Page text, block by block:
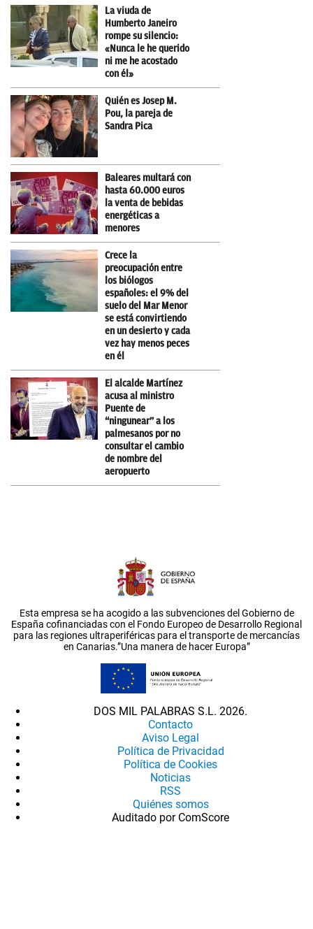
La viuda de
Humberto Janeiro
rompe su silencio:
«Nunca le he querido
ni me he acostado
con él»
Quién es Josep M.
Pou, la pareja de
Sandra Pica
Baleares multará con
hasta 60.000 euros
la venta de bebidas
energéticas a
menores
Crece la
preocupación entre
los biólogos
españoles: el 9% del
suelo del Mar Menor
se está convirtiendo
en un desierto y cada
vez hay menos peces
en él
El alcalde Martínez
acusa al ministro
Puente de
“ningunear” a los
palmesanos por no
consultar el cambio
de nombre del
aeropuerto
Esta empresa se ha acogido a las subvenciones del Gobierno de
España cofinanciadas con el Fondo Europeo de Desarrollo Regional
para las regiones ultraperiféricas para el transporte de mercancías
en Canarias.”Una manera de hacer Europa”
DOS MIL PALABRAS S.L. 2026.
Contacto
Aviso Legal
Política de Privacidad
Política de Cookies
Noticias
RSS
Quiénes somos
Auditado por ComScore